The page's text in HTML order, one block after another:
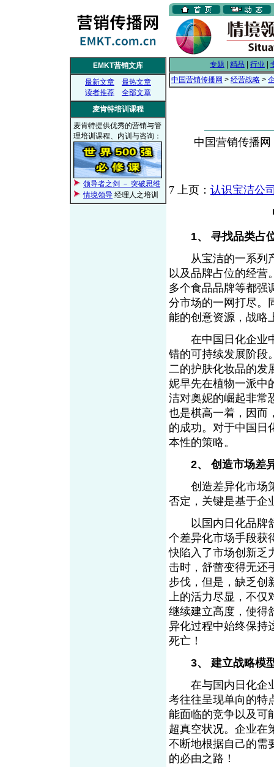
EMKT营销文库
最新文章
最热文章
读者推荐
全部文章
麦肯特培训课程
麦肯特提供优秀的营销与管
理培训课程、内训与咨询：
领导者之剑 － 突破思维
情境领导 经理人之培训
专题 精品 行业
中国营销传播网 > 经营战略 >
中国营销传播
7 上页： 认识宝洁公
1、 寻找品类占
从宝洁的一系列产
以及品牌占位的经营
多个食品品牌等都强
分市场的一网打尽。
能的创意资源，战略
在中国日化企业中
错的可持续发展阶段
二的护肤化妆品的发
妮早先在植物一派中
洁对奥妮的崛起非常
也是棋高一着，因而
的成功。对于中国日
本性的策略。
2、 创造市场差
创造差异化市场策
否定，关键是基于企
以国内日化品牌舒
个差异化市场手段获
快陷入了市场创新乏
击时，舒蕾变得无还
步伐，但是，缺乏创
上的活力尽显，不仅
继续建立高度，使得
异化过程中始终保持
死亡！
3、 建立战略模
在与国内日化企业
考往往呈现单向的特
能面临的竞争以及可
超真空状况。企业在
不断地根据自己的需
的必由之路！